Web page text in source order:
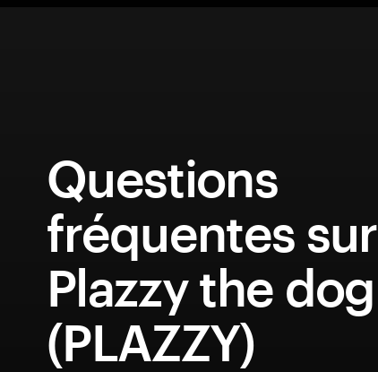
Questions
fréquentes sur
Plazzy the dog
(PLAZZY)